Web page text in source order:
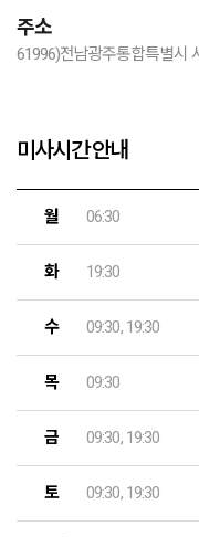
주소
61996)전남광주통합특별시
미사시간 안내
월 06:30
화 19:30
수 09:30, 19:30
목 09:30
금 09:30, 19:30
토 09:30, 19:30